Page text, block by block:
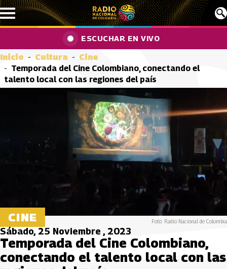
Pasar al contenido principal
ESCUCHAR EN VIVO
Inicio Cultura
Cine
Temporada del Cine Colombiano, conectando el
talento local con las regiones del país
CINE Foto: Radio Nacional de Colombia
Sábado, 25 Noviembre , 2023
Temporada del Cine Colombiano,
conectando el talento local con las